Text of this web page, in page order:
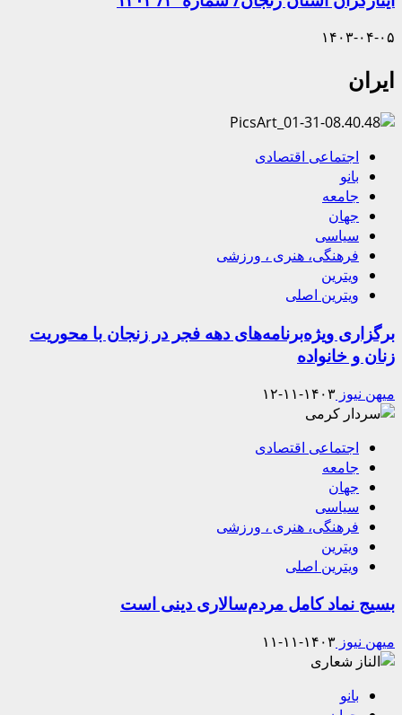
۱۴۰۳-۰۴-۰۵
ایران
اجتماعی اقتصادی
بانو
جامعه
جهان
سیاسی
فرهنگی، هنری ، ورزشی
ویترین
ویترین اصلی
برگزاری ویژه‌برنامه‌های دهه فجر در زنجان با محوریت
زنان و خانواده
میهن نیوز ۱۴۰۳-۱۱-۱۲
اجتماعی اقتصادی
جامعه
جهان
سیاسی
فرهنگی، هنری ، ورزشی
ویترین
ویترین اصلی
بسیج نماد کامل مردم‌سالاری دینی است
میهن نیوز ۱۴۰۳-۱۱-۱۱
بانو